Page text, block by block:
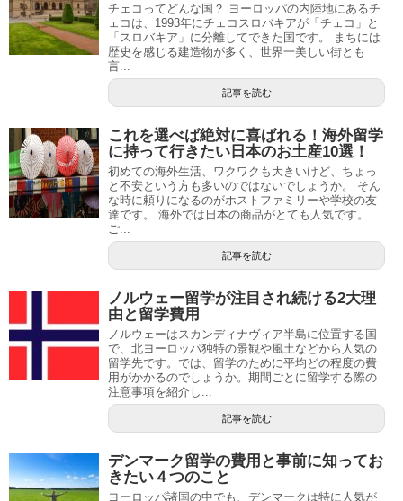
チェコってどんな国？ ヨーロッパの内陸地にあるチ
ェコは、1993年にチェコスロバキアが「チェコ」と
「スロバキア」に分離してできた国です。 まちには
歴史を感じる建造物が多く、世界一美しい街とも
言...
記事を読む
これを選べば絶対に喜ばれる！海外留学
に持って行きたい日本のお土産10選！
初めての海外生活、ワクワクも大きいけど、ちょっ
と不安という方も多いのではないでしょうか。 そん
な時に頼りになるのがホストファミリーや学校の友
達です。 海外では日本の商品がとても人気です。
ご...
記事を読む
ノルウェー留学が注目され続ける2大理
由と留学費用
ノルウェーはスカンディナヴィア半島に位置する国
で、北ヨーロッパ独特の景観や風土などから人気の
留学先です。では、留学のために平均どの程度の費
用がかかるのでしょうか。期間ごとに留学する際の
注意事項を紹介し...
記事を読む
デンマーク留学の費用と事前に知ってお
きたい４つのこと
ヨーロッパ諸国の中でも、デンマークは特に人気が